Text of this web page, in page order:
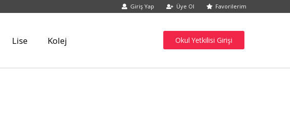
Giriş Yap Üye Ol Favorilerim
Lise Kolej Okul Yetkilisi Girişi